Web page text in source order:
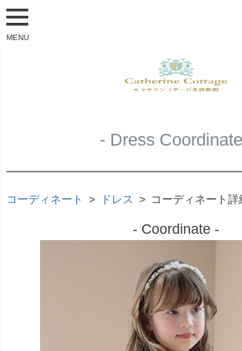
MENU
- Dress
コーディネート ドレス コーディネート詳
- Coordinate -